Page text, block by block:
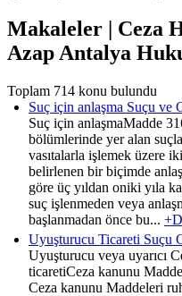
Makaleler | Ceza
Azap Antalya
Toplam 714 konu bulundu
Suç için anlaşma Suçu ve
Suç için anlaşmaMadde
bölümlerinde yer alan
vasıtalarla işlemek üzere
belirlenen bir biçimde
göre üç yıldan oniki yıla
suç işlenmeden veya
başlanmadan önce bu...
Uyuşturucu Ticareti Suçu
Uyuşturucu veya uyarıcı
ticaretiCeza kanunu
Ceza kanunu Maddeleri